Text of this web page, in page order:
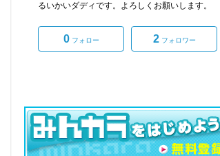
るいかいダディです。よろしくお願いします。
0フォロー 2フォロワー